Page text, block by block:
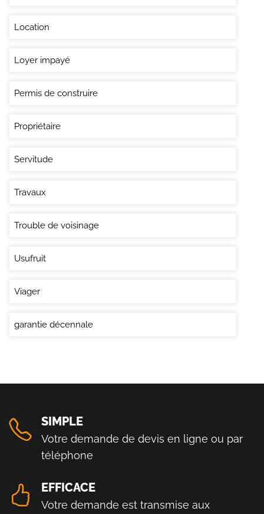
Location
Loyer impayé
Permis de construire
Propriétaire
Servitude
Travaux
Trouble de voisinage
Usufruit
Viager
garantie décennale
SIMPLE
Votre demande de devis en ligne ou par
téléphone
EFFICACE
Votre demande est transmise aux